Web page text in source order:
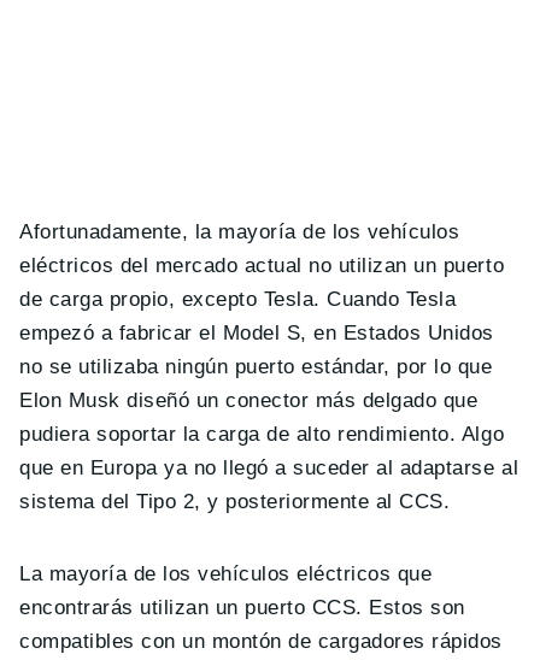
Afortunadamente, la mayoría de los vehículos
eléctricos del mercado actual no utilizan un puerto
de carga propio, excepto Tesla. Cuando Tesla
empezó a fabricar el Model S, en Estados Unidos
no se utilizaba ningún puerto estándar, por lo que
Elon Musk diseñó un conector más delgado que
pudiera soportar la carga de alto rendimiento. Algo
que en Europa ya no llegó a suceder al adaptarse al
sistema del Tipo 2, y posteriormente al CCS.
La mayoría de los vehículos eléctricos que
encontrarás utilizan un puerto CCS. Estos son
compatibles con un montón de cargadores rápidos